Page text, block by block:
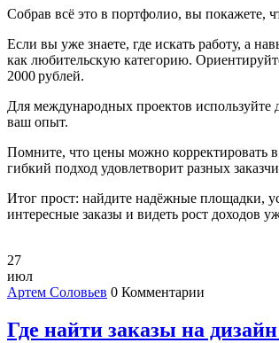
Собрав всё это в портфолио, вы покажете,
Если вы уже знаете, где искать работу, а
как любительскую категорию.
2000 рублей.
Для международных проектов используйте
ваш опыт.
Помните, что цены можно корректировать
гибкий подход удовлетворит разных
Итог прост: найдите надёжные площадки,
интересные заказы и видеть рост доходов
27
июл
Артем Соловьев 0 Комментарии
Где найти заказы на